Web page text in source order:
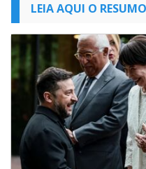
LEIA AQUI O